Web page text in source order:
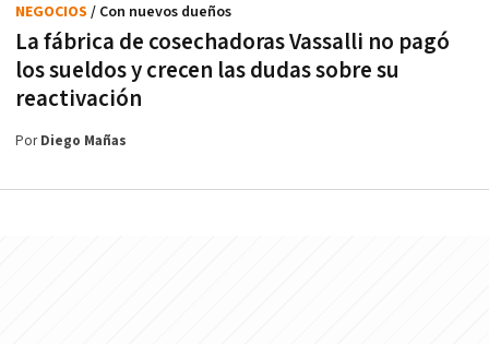
La fábrica de cosechadoras Vassalli no pagó
los sueldos y crecen las dudas sobre su
reactivación
NEGOCIOS / Con nuevos dueños
PorDiego Mañas